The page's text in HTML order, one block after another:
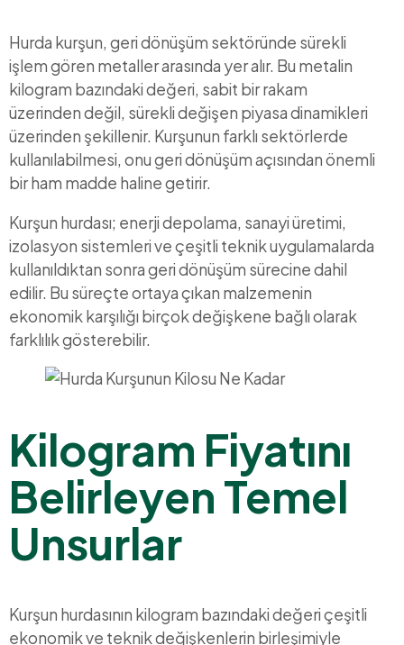
Hurda kurşun, geri dönüşüm sektöründe sürekli
işlem gören metaller arasında yer alır. Bu metalin
kilogram bazındaki değeri, sabit bir rakam
üzerinden değil, sürekli değişen piyasa dinamikleri
üzerinden şekillenir. Kurşunun farklı sektörlerde
kullanılabilmesi, onu geri dönüşüm açısından önemli
bir ham madde haline getirir.
Kurşun hurdası; enerji depolama, sanayi üretimi,
izolasyon sistemleri ve çeşitli teknik uygulamalarda
kullanıldıktan sonra geri dönüşüm sürecine dahil
edilir. Bu süreçte ortaya çıkan malzemenin
ekonomik karşılığı birçok değişkene bağlı olarak
farklılık gösterebilir.
Kilogram Fiyatını
Belirleyen Temel
Unsurlar
Kurşun hurdasının kilogram bazındaki değeri çeşitli
ekonomik ve teknik değişkenlerin birleşimiyle